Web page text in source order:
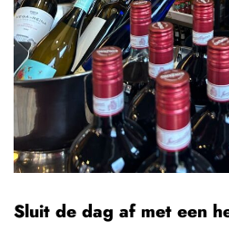
Sluit de dag af met een